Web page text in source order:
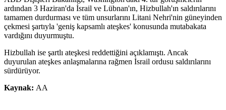
ardından 3 Haziran'da İsrail ve Lübnan'ın, Hizbullah'ın saldırılarını
tamamen durdurması ve tüm unsurlarını Litani Nehri'nin güneyinden
çekmesi şartıyla 'geniş kapsamlı ateşkes' konusunda mutabakata
vardığını duyurmuştu.
Hizbullah ise şartlı ateşkesi reddettiğini açıklamıştı. Ancak
duyurulan ateşkes anlaşmalarına rağmen İsrail ordusu saldırılarını
sürdürüyor.
Kaynak: AA